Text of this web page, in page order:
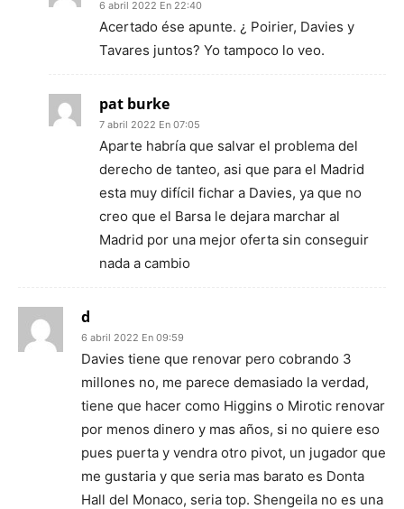
6 abril 2022 En 22:40
Acertado ése apunte. ¿ Poirier, Davies y
Tavares juntos? Yo tampoco lo veo.
pat burke
7 abril 2022 En 07:05
Aparte habría que salvar el problema del
derecho de tanteo, asi que para el Madrid
esta muy difícil fichar a Davies, ya que no
creo que el Barsa le dejara marchar al
Madrid por una mejor oferta sin conseguir
nada a cambio
d
6 abril 2022 En 09:59
Davies tiene que renovar pero cobrando 3
millones no, me parece demasiado la verdad,
tiene que hacer como Higgins o Mirotic renovar
por menos dinero y mas años, si no quiere eso
pues puerta y vendra otro pivot, un jugador que
me gustaria y que seria mas barato es Donta
Hall del Monaco, seria top. Shengeila no es una